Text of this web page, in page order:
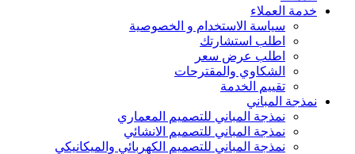
خدمة العملاء
سياسة الاستخدام و الخصوصية
اطلب استشارتك
اطلب عرض سعر
الشكاوي والمقترحات
تقييم الخدمة
نمذجة المباني
نمذجة المباني للتصمیم المعماري
نمذجة المباني للتصمیم الانشائي
نمذجة المباني للتصمیم الكھربائي والمیكانیكي